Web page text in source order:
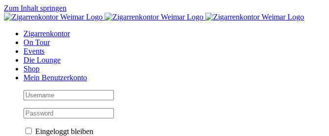
Zum Inhalt springen
Zigarrenkontor
On Tour
Events
Die Lounge
Shop
Mein Benutzerkonto
Eingeloggt bleiben